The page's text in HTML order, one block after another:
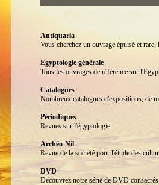
Antiquaria
Vous cherchez un ouvrage épuisé et
Egyptologie générale
Tous les ouvrages de référence sur
Catalogues
Nombreux catalogues d'expositions, de
Périodiques
Revues sur l'égyptologie.
Archéo-Nil
Revue de la société pour l'étude des
DVD
Découvrez notre série de DVD